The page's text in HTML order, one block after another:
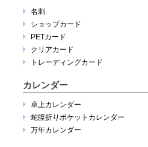
名刺
ショップカード
PETカード
クリアカード
トレーディングカード
カレンダー
卓上カレンダー
蛇腹折りポケットカレンダー
万年カレンダー